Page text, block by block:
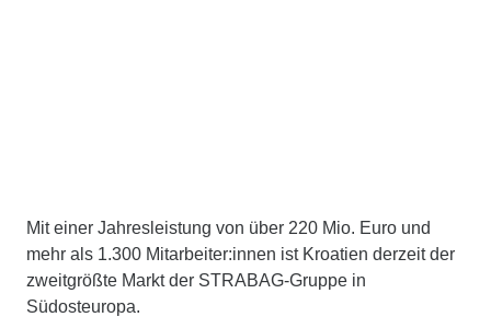
Mit einer Jahresleistung von über 220 Mio. Euro und
mehr als 1.300 Mitarbeiter:innen ist Kroatien derzeit der
zweitgrößte Markt der STRABAG-Gruppe in
Südosteuropa.